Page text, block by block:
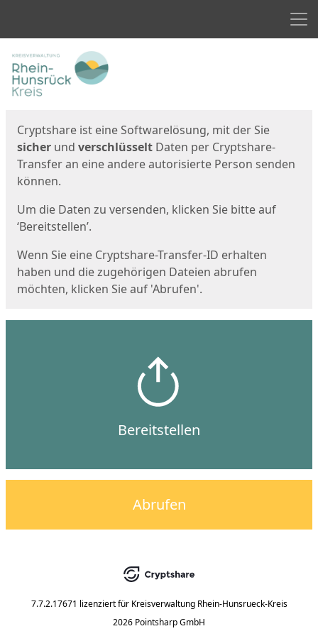
Start
Cryptshare ist eine Softwarelösung, mit der Sie
sicher und verschlüsselt Daten per Cryptshare-
Transfer an eine andere autorisierte Person senden
können.
Um die Daten zu versenden, klicken Sie bitte auf
‘Bereitstellen’.
Wenn Sie eine Cryptshare-Transfer-ID erhalten
haben und die zugehörigen Dateien abrufen
möchten, klicken Sie auf 'Abrufen'.
Bereitstellen
Abrufen
7.7.2.17671 lizenziert für Kreisverwaltung Rhein-Hunsrueck-Kreis
2026 Pointsharp GmbH